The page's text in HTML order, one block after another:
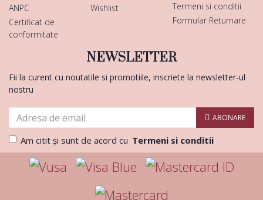
ANPC
Certificat de
conformitate
Wishlist
Termeni si conditii
Formular Returnare
NEWSLETTER
Fii la curent cu noutatile si promotiile, inscriete la newsletter-ul
nostru
ABONARE
Am citit şi sunt de acord cu Termeni si conditii